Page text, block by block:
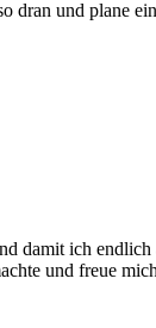
dran und plane
damit ich
und freue